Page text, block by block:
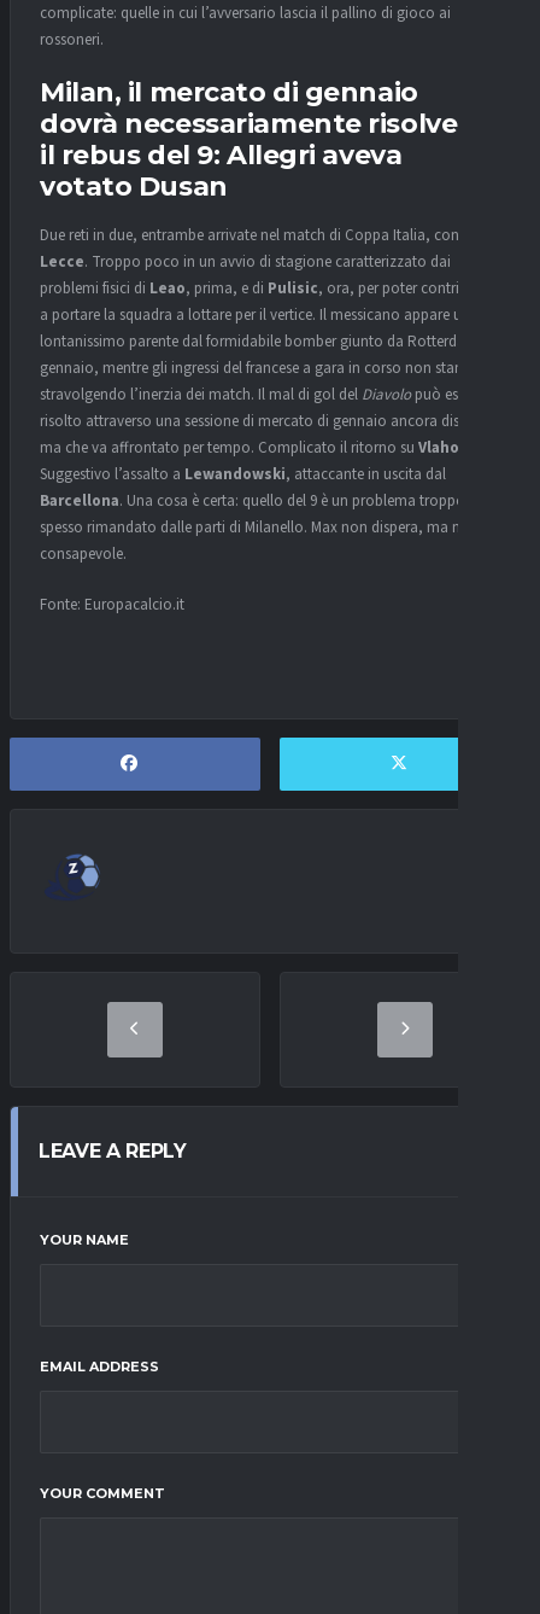
complicate: quelle in cui l’avversario lascia il pallino di gioco ai
rossoneri.
Milan, il mercato di gennaio
dovrà necessariamente risolvere
il rebus del 9: Allegri aveva
votato Dusan
Due reti in due, entrambe arrivate nel match di Coppa Italia, contro il
Lecce. Troppo poco in un avvio di stagione caratterizzato dai
problemi fisici di Leao, prima, e di Pulisic, ora, per poter contribuire
a portare la squadra a lottare per il vertice. Il messicano appare un
lontanissimo parente dal formidabile bomber giunto da Rotterdam, a
gennaio, mentre gli ingressi del francese a gara in corso non stanno
stravolgendo l’inerzia dei match. Il mal di gol del Diavolopuò essere
risolto attraverso una sessione di mercato di gennaio ancora distante,
ma che va affrontato per tempo. Complicato il ritorno su Vlahovic
Suggestivo l’assalto a Lewandowski, attaccante in uscita dal
Barcellona. Una cosa è certa: quello del 9 è un problema troppo
spesso rimandato dalle parti di Milanello. Max non dispera, ma ne è
consapevole.
Fonte: Europacalcio.it
LEAVE A REPLY
YOUR NAME
EMAIL ADDRESS
YOUR COMMENT